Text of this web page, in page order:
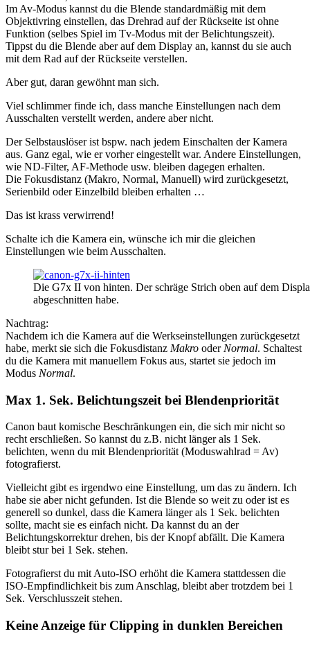
Im Av-Modus kannst du die Blende standardmäßig mit dem
Objektivring einstellen, das Drehrad auf der Rückseite ist ohne
Funktion (selbes Spiel im Tv-Modus mit der Belichtungszeit).
Tippst du die Blende aber auf dem Display an, kannst du sie auch
mit dem Rad auf der Rückseite verstellen.
Aber gut, daran gewöhnt man sich.
Viel schlimmer finde ich, dass manche Einstellungen nach dem
Ausschalten verstellt werden, andere aber nicht.
Der Selbstauslöser ist bspw. nach jedem Einschalten der Kamera
aus. Ganz egal, wie er vorher eingestellt war. Andere Einstellungen,
wie ND-Filter, AF-Methode usw. bleiben dagegen erhalten.
Die Fokusdistanz (Makro, Normal, Manuell) wird zurückgesetzt,
Serienbild oder Einzelbild bleiben erhalten …
Das ist krass verwirrend!
Schalte ich die Kamera ein, wünsche ich mir die gleichen
Einstellungen wie beim Ausschalten.
Die G7x II von hinten. Der schräge Strich oben auf dem
abgeschnitten habe.
Nachtrag:
Nachdem ich die Kamera auf die Werkseinstellungen zurückgesetzt
habe, merkt sie sich die Fokusdistanz Makro oder Normal. Schaltest
du die Kamera mit manuellem Fokus aus, startet sie jedoch im
Modus Normal.
Max 1. Sek. Belichtungszeit bei Blendenpriorität
Canon baut komische Beschränkungen ein, die sich mir nicht so
recht erschließen. So kannst du z.B. nicht länger als 1 Sek.
belichten, wenn du mit Blendenpriorität (Moduswahlrad = Av)
fotografierst.
Vielleicht gibt es irgendwo eine Einstellung, um das zu ändern. Ich
habe sie aber nicht gefunden. Ist die Blende so weit zu oder ist es
generell so dunkel, dass die Kamera länger als 1 Sek. belichten
sollte, macht sie es einfach nicht. Da kannst du an der
Belichtungskorrektur drehen, bis der Knopf abfällt. Die Kamera
bleibt stur bei 1 Sek. stehen.
Fotografierst du mit Auto-ISO erhöht die Kamera stattdessen die
ISO-Empfindlichkeit bis zum Anschlag, bleibt aber trotzdem bei 1
Sek. Verschlusszeit stehen.
Keine Anzeige für Clipping in dunklen Bereichen